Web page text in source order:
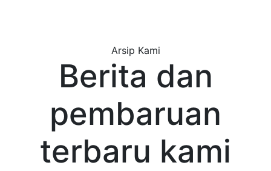
Arsip Kami
Berita dan
pembaruan
terbaru kami